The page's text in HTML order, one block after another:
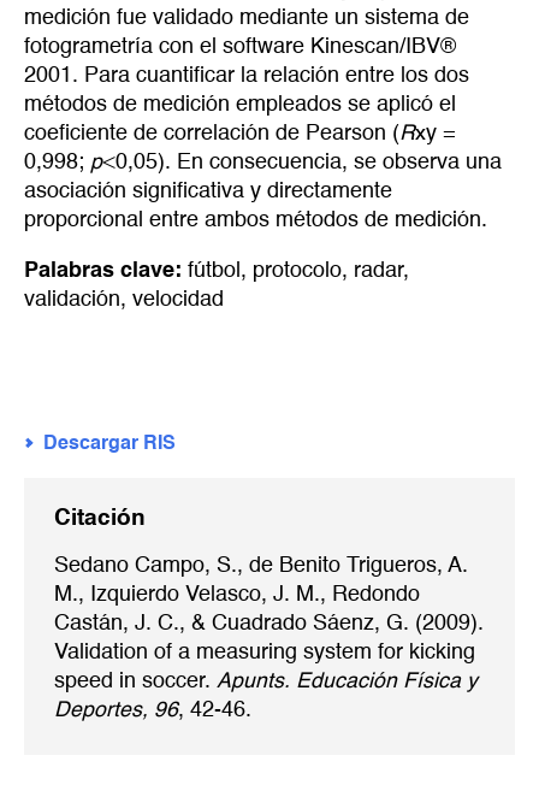
medición fue validado mediante un sistema de
fotogrametría con el software Kinescan/IBV®
2001. Para cuantificar la relación entre los dos
métodos de medición empleados se aplicó el
coeficiente de correlación de Pearson (Rxy =
0,998; p<0,05). En consecuencia, se observa una
asociación significativa y directamente
proporcional entre ambos métodos de medición.
Palabras clave: fútbol , protocolo, radar,
validación, velocidad
Descargar RIS
Citación
Sedano Campo, S., de Benito Trigueros, A.
M., Izquierdo Velasco, J. M., Redondo
Castán, J. C., & Cuadrado Sáenz, G. (2009).
Validation of a measuring system for kicking
speed in soccer. Apunts. Educación Física y
Deportes, 96, 42-46.